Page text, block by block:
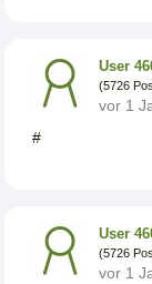
User
(5726
vor 1
#
User
(5726
vor 1